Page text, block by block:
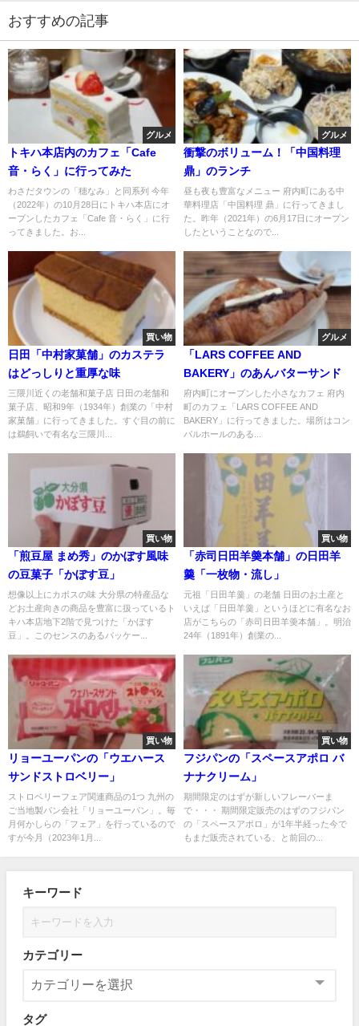
おすすめの記事
グルメ
トキハ本店内のカフェ「Cafe
音・らく」に行ってみた
わさだタウンの「穂なみ」と同系列 今年
（2022年）の10月28日にトキハ本店にオ
ープンしたカフェ「Cafe 音・らく」に行
ってきました。お...
グルメ
衝撃のボリューム！「中国料理
鼎」のランチ
昼も夜も豊富なメニュー 府内町にある中
華料理店「中国料理 鼎」に行ってきまし
た。昨年（2021年）の6月17日にオープン
したということなので...
買い物
日田「中村家菓舗」のカステラ
はどっしりと重厚な味
三隈川近くの老舗和菓子店 日田の老舗和
菓子店、昭和9年（1934年）創業の「中村
家菓舗」に行ってきました。すぐ目の前に
は鵜飼いで有名な三隈川...
グルメ
「LARS COFFEE AND
BAKERY」のあんバターサンド
府内町にオープンした小さなカフェ 府内
町のカフェ「LARS COFFEE AND
BAKERY」に行ってきました。場所はコン
パルホールのある...
買い物
「煎豆屋 まめ秀」のかぼす風味
の豆菓子「かぼす豆」
想像以上にカボスの味 大分県の特産品な
どお土産向きの商品を豊富に扱っているト
キハ本店地下2階で見つけた「かぼす
豆」。このセンスのあるパッケー...
買い物
「赤司日田羊羮本舗」の日田羊
羹「一枚物・流し」
元祖「日田羊羹」の老舗 日田のお土産と
いえば「日田羊羹」というほどに有名なお
店がこちらの「赤司日田羊羮本舗」。明治
24年（1891年）創業の...
買い物
リョーユーパンの「ウエハース
サンドストロベリー」
ストロベリーフェア関連商品の1つ 九州の
ご当地製パン会社「リョーユーパン」。毎
月何かしらの「フェア」を行っているので
すが今月（2023年1月...
買い物
フジパンの「スペースアポロ バ
ナナクリーム」
期間限定のはずが新しいフレーバーま
で・・・ 期間限定販売のはずのフジパン
の「スペースアポロ」が1年半経った今で
もまだ販売されている、と前回の...
キーワード
カテゴリー
タグ